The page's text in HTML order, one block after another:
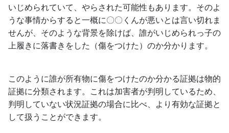
いじめられていて、やらされた可能性もあります。そのよ
うな事情からすると一概に〇〇くんが悪いとは言い切れま
せんが、そのような背景を除けば、誰がいじめられっ子の
上履きに落書きをした（傷をつけた）のか分かります。
このように誰が所有物に傷をつけたのか分かる証拠は物的
証拠に分類されます。これは加害者が判明しているため、
判明していない状況証拠の場合に比べ、より有効な証拠と
して扱うことができます。